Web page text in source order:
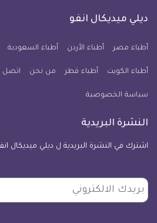
فيسبوكتويتر
يوتيوب
معلومة
للآيفون
ديلي ميديكال انفو
أطباء مصر أطباء الأردن أطباء السعودية
أطباء الكويت أطباء قطر من نحن اتصل
سياسة الخصوصية
النشرة البريدية
اشترك في النشرة البريدية ل ديلي ميديكال
بريدك
الالكتروني